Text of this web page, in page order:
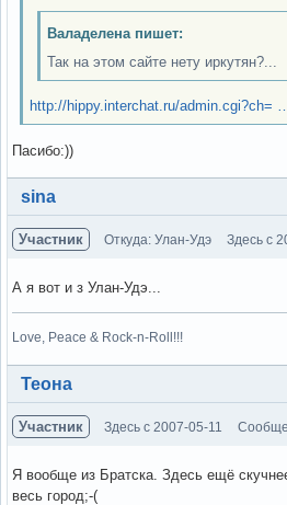
Валаделена пишет:
Так на этом сайте нету иркутян?...
http://hippy.interchat.ru/admin.cgi?ch=
Пасибо:))
Вне форума
sina
Участник Откуда: Улан-Удэ Здесь с
А я вот и з Улан-Удэ...
Love, Peace & Rock-n-Roll!!!
Вне форума
Теона
Участник Здесь с 2007-05-11
Я вообще из Братска. Здесь ещё
весь город;-(